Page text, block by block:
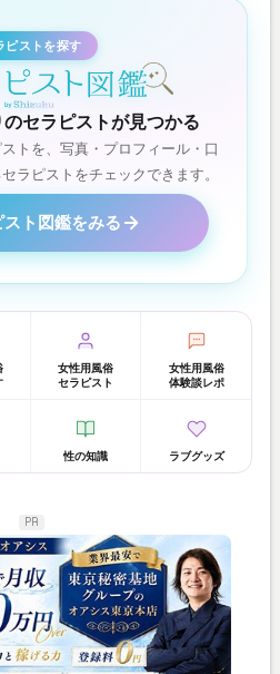
ピストを探す
セラピストが見つかる
トを、写真・プロフィール・口
ラピストをチェックできます。
ト図鑑をみる
女性用風俗
セラピスト
女性用風俗
体験談レポ
性の知識 ラブグッズ
PR